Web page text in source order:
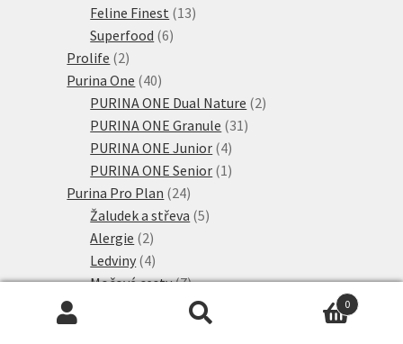
produktů
Feline Finest 1313
Superfood 66
Prolife 22
produkty
Purina One 4040
produktů
PURINA ONE Dual Nature 22
PURINA ONE Granule 31 31
PURINA ONE Junior 44
produkty
PURINA ONE Senior 1 1
Purina Pro Plan 2424
produktů
Žaludek a střeva 55
Alergie 22
produkty
Ledviny 44
produkty
Močové cesty 77
produktů
Nadváha a diabetes
Purina Pro Plan
0